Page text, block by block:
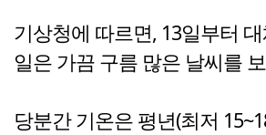
기상청에 따르면, 13일부터
일은 가끔 구름 많은 날씨를
당분간 기온은 평년(최저